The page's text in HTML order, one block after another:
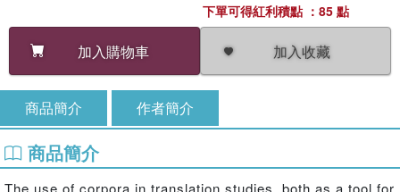
加入購物車 加入收藏
下單可得紅利積點 ：85 點
商品簡介 作者簡介
商品簡介
The use of corpora in translation studies, both as a tool for